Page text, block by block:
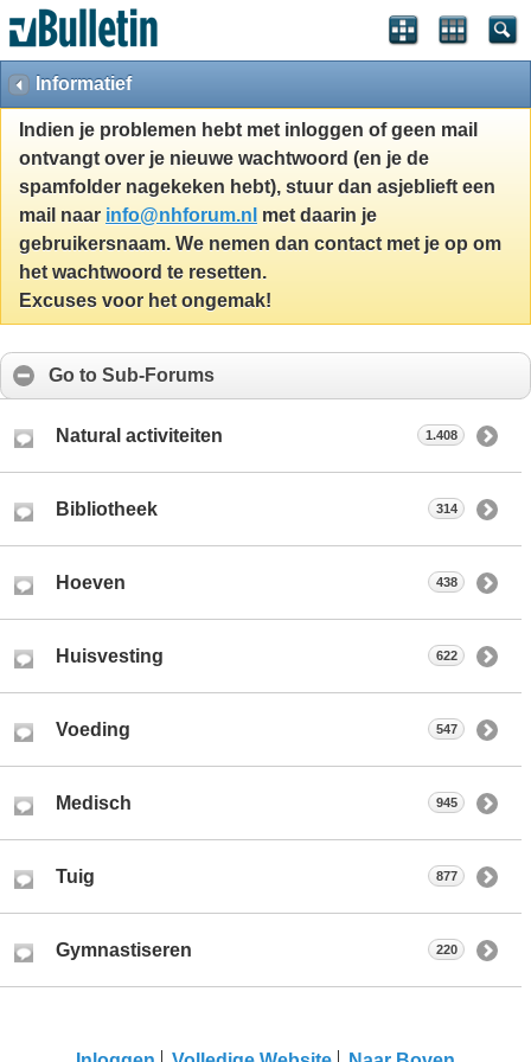
Informatief
Indien je problemen hebt met inloggen of geen mail
ontvangt over je nieuwe wachtwoord (en je de
spamfolder nagekeken hebt), stuur dan asjeblieft een
mail naar info@nhforum.nl met daarin je
gebruikersnaam. We nemen dan contact met je op om
het wachtwoord te resetten.
Excuses voor het ongemak!
Go to Sub-Forums
Natural activiteiten 1.408
Bibliotheek 314
Hoeven 438
Huisvesting 622
Voeding 547
Medisch 945
Tuig 877
Gymnastiseren 220